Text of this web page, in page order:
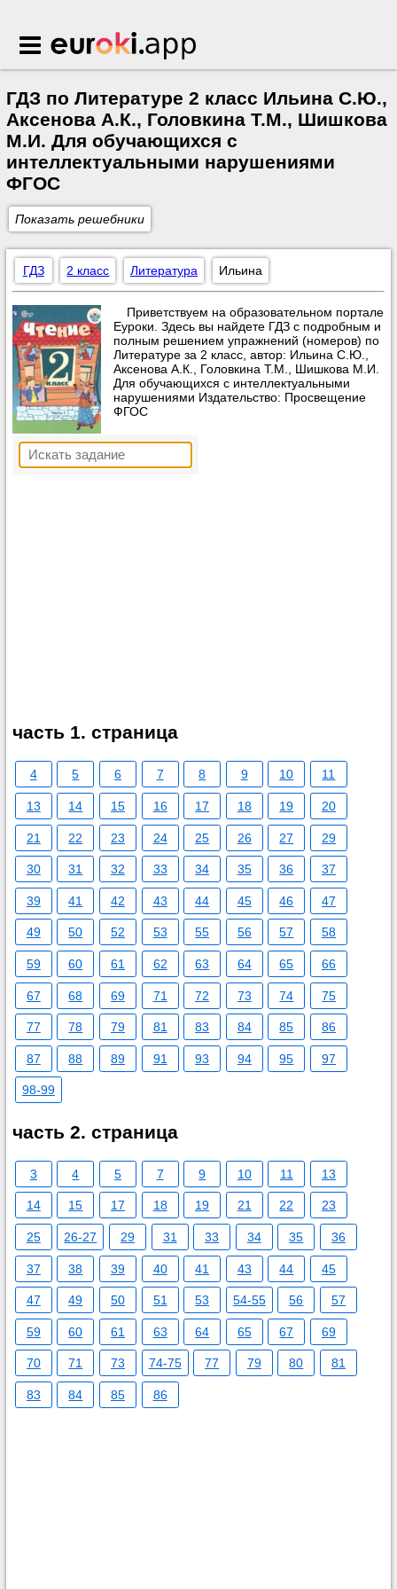
Euroki.app
ГДЗ по Литературе 2 класс Ильина С.Ю.,
Аксенова А.К., Головкина Т.М., Шишкова
М.И. Для обучающихся с
интеллектуальными нарушениями
ФГОС
Показать решебники
ГДЗ 2 класс Литература Ильина
Приветствуем на образовательном портале
Еуроки. Здесь вы найдете ГДЗ с подробным и
полным решением упражнений (номеров) по
Литературе за 2 класс, автор: Ильина С.Ю.,
Аксенова А.К., Головкина Т.М., Шишкова М.И.
Для обучающихся с интеллектуальными
нарушениями Издательство: Просвещение
ФГОС
часть 1. страница
4 5 6 7 8 9 10 11
13 14 15 16 17 18 19 20
21 22 23 24 25 26 27 29
30 31 32 33 34 35 36 37
39 41 42 43 44 45 46 47
49 50 52 53 55 56 57 58
59 60 61 62 63 64 65 66
67 68 69 71 72 73 74 75
77 78 79 81 83 84 85 86
87 88 89 91 93 94 95 97
98-99
часть 2. страница
3 4 5 7 9 10 11 13
14 15 17 18 19 21 22 23
25 26-27 29 31 33 34 35 36
37 38 39 40 41 43 44 45
47 49 50 51 53 54-55 56 57
59 60 61 63 64 65 67 69
70 71 73 74-75 77 79 80 81
83 84 85 86